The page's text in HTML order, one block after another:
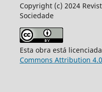
Copyright (c) 2024
Sociedade
Esta obra está
Commons Attribution